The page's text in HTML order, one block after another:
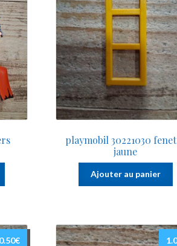
playmobil 30221030
jaune
Ajouter au panier
0.50€